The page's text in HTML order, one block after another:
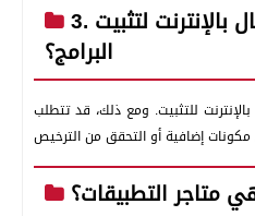
3. هل أحتاج إلى اتصال بالإنترنت لتثبيت
البرامج؟
للتثبيت. ومع ذلك، قد تتطلب